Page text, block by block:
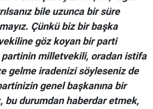
bile uzunca bir süre
Çünkü biz bir başka
göz koyan bir parti
partinin milletvekili, oradan istifa
gelme iradenizi söyleseniz de
genel başkanına bir
bu durumdan haberdar etmek,